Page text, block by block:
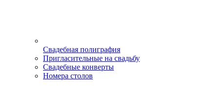
Свадебная полиграфия
Пригласительные на свадьбу
Свадебные конверты
Номера столов